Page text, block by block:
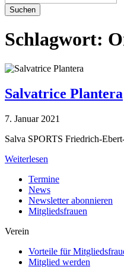
Suchen
Schlagwort:
Salvatrice Plantera
7. Januar 2021
Salva SPORTS Friedrich-
Weiterlesen
Termine
News
Newsletter abonnieren
Mitgliedsfrauen
Verein
Vorteile für
Mitglied werden